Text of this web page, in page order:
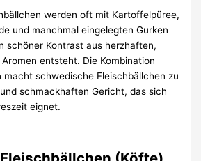
werden oft mit Kartoffelpüree,
und manchmal eingelegten Gurken
schöner Kontrast aus herzhaften,
entsteht. Die Kombination
macht schwedische Fleischbällchen zu
schmackhaften Gericht, das sich
eignet.